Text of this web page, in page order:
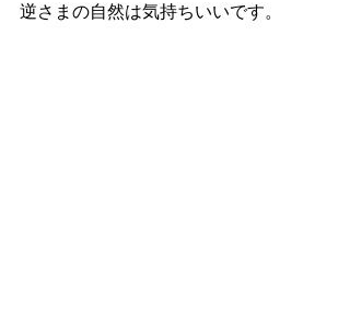
逆さまの自然は気持ちいいです。